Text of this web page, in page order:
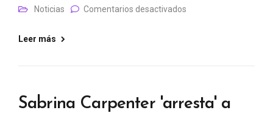
Noticias
Comentarios desactivados
Leer más
Sabrina Carpenter 'arresta' a